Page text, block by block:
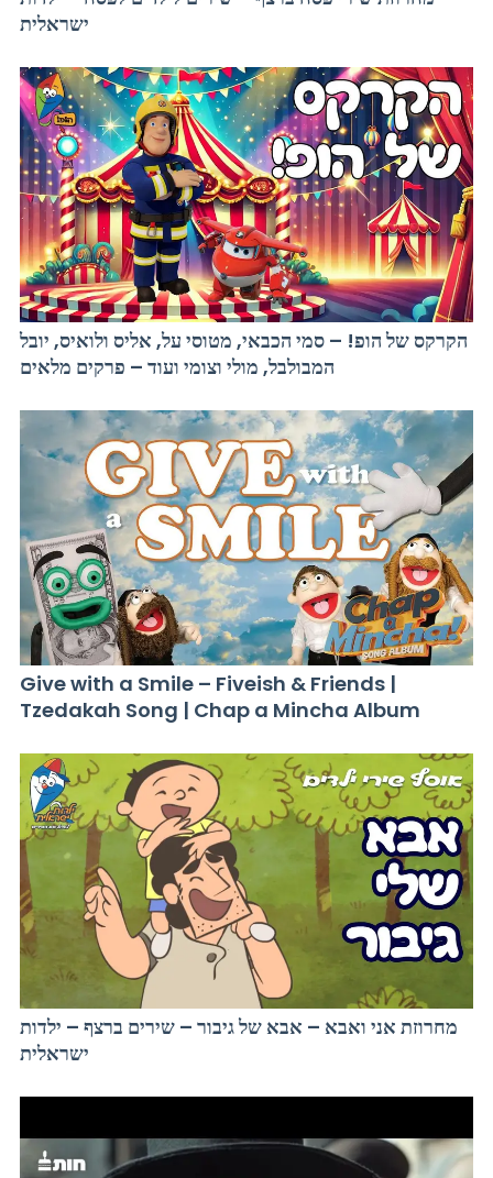
ישראלית
הקרקס של הופ! – סמי הכבאי, מטוסי על, אליס ולואיס, יובל
המבולבל, מולי וצומי ועוד – פרקים מלאים
Give with a Smile – Fiveish & Friends |
Tzedakah Song | Chap a Mincha Album
מחרוזת אני ואבא – אבא של גיבור – שירים ברצף – ילדות
ישראלית